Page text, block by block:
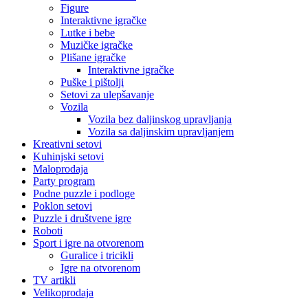
Figure
Interaktivne igračke
Lutke i bebe
Muzičke igračke
Plišane igračke
Interaktivne igračke
Puške i pištolji
Setovi za ulepšavanje
Vozila
Vozila bez daljinskog upravljanja
Vozila sa daljinskim upravljanjem
Kreativni setovi
Kuhinjski setovi
Maloprodaja
Party program
Podne puzzle i podloge
Poklon setovi
Puzzle i društvene igre
Roboti
Sport i igre na otvorenom
Guralice i tricikli
Igre na otvorenom
TV artikli
Velikoprodaja